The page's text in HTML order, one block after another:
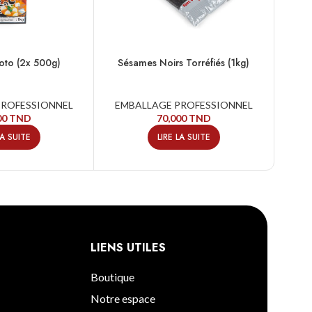
(2x 500g)
TND
SUITE
Sésames Noirs Torréfiés (1kg)
EMBALLAGE PROFESSIONNEL
70,000TND
LIRE LA SUITE
LIENS UTILES
Boutique
Notre espace